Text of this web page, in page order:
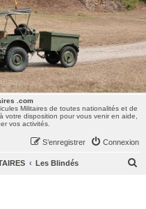
.com
Militaires de toutes nationalités et de
disposition pour vous venir en aide,
vos activités.
Connexion
S’enregistrer
Les Blindés